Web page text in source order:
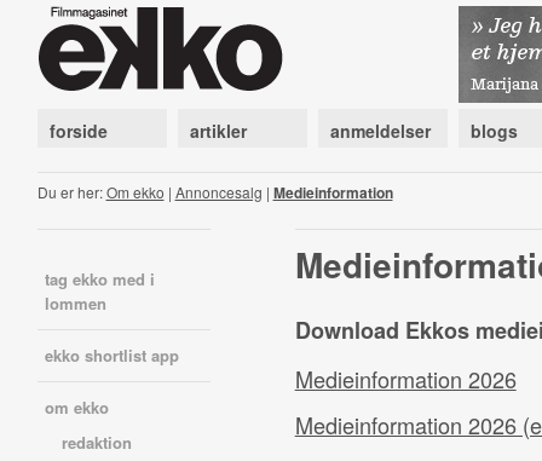
forside artikler anmeldelser blogs
Du er her:Om ekko | Annoncesalg | Medieinformation
tag ekko med i
lommen
ekko shortlist app
om ekko
redaktion
Download Ekkos
Medieinformation 2026
Medieinformation 2026